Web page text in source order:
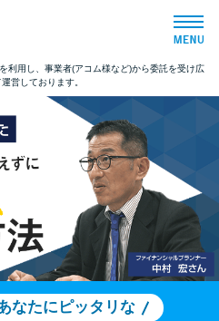
ツ
ランキング
すぐ借りたい方向け
借りたい方向け
利用し、事業者(アコム様など)から委託を受け広
営しております。
なたにピッタリな